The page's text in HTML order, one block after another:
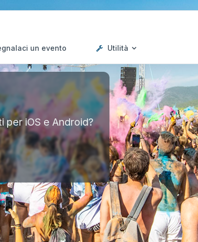
un evento Utilità
per iOS e Android?